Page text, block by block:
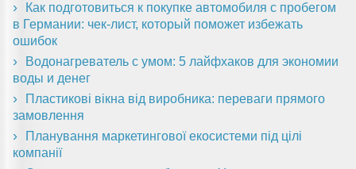
Как подготовиться к покупке автомобиля с пробегом
в Германии: чек-лист, который поможет избежать
ошибок
Водонагреватель с умом: 5 лайфхаков для экономии
воды и денег
Пластикові вікна від виробника: переваги прямого
замовлення
Планування маркетингової екосистеми під цілі
компанії